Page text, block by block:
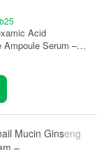
Acid
Ampoule Serum –
сироватка з
кислотою та
40 мл